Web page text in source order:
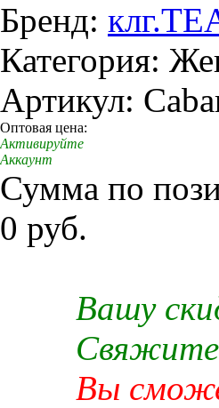
Бренд:
Категория:
Артикул:
Оптовая цена:
Активируйте
Аккаунт
Сумма по
0 руб.
Вашу
Вы